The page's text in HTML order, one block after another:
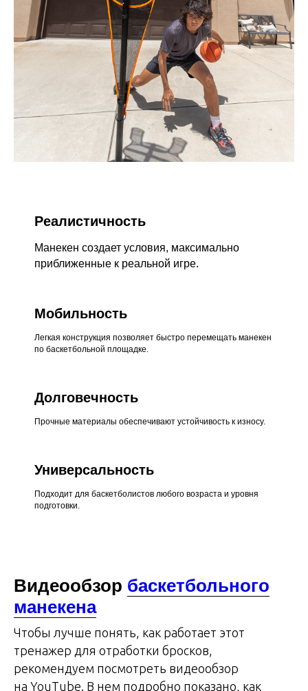
Реалистичность
Манекен создает условия, максимально
приближенные к реальной игре.
Мобильность
Легкая конструкция позволяет быстро перемещать манекен
по баскетбольной площадке.
Долговечность
Прочные материалы обеспечивают устойчивость к износу.
Универсальность
Подходит для баскетболистов любого возраста и уровня
подготовки.
Видеообзор баскетбольного
манекена
Чтобы лучше понять, как работает этот
тренажер для отработки бросков,
рекомендуем посмотреть видеообзор
на YouTube. В нем подробно показано, как